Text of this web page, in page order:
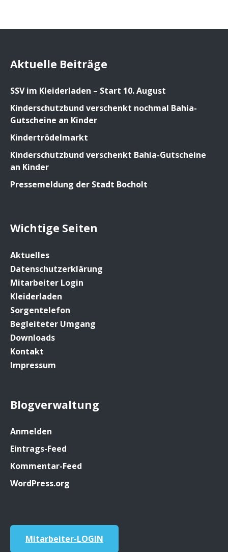
Aktuelle Beiträge
SSV im Kleiderladen – Start 10. August
Kinderschutzbund verschenkt nochmal Bahia-
Gutscheine an Kinder
Kindertrödelmarkt
Kinderschutzbund verschenkt Bahia-Gutscheine
an Kinder
Pressemeldung der Stadt Bocholt
Wichtige Seiten
Aktuelles
Datenschutzerklärung
Mitarbeiter Login
Kleiderladen
Sorgentelefon
Begleiteter Umgang
Downloads
Kontakt
Impressum
Blogverwaltung
Anmelden
Eintrags-Feed
Kommentar-Feed
WordPress.org
Mitarbeiter-LOGIN